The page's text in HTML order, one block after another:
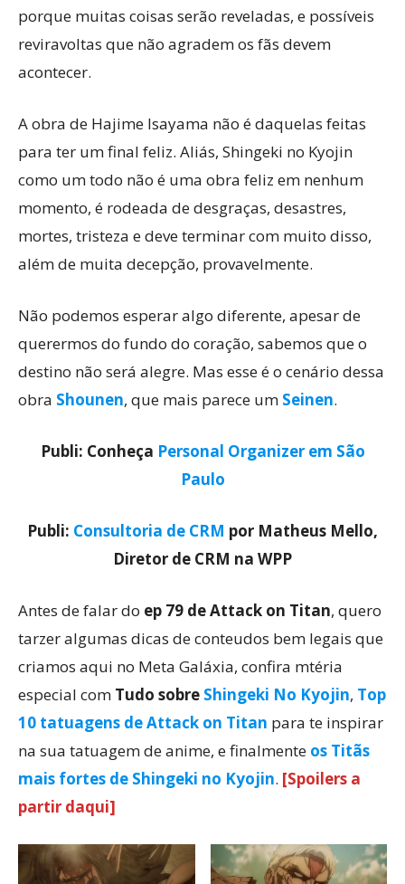
porque muitas coisas serão reveladas, e possíveis
reviravoltas que não agradem os fãs devem
acontecer.
A obra de Hajime Isayama não é daquelas feitas
para ter um final feliz. Aliás, Shingeki no Kyojin
como um todo não é uma obra feliz em nenhum
momento, é rodeada de desgraças, desastres,
mortes, tristeza e deve terminar com muito disso,
além de muita decepção, provavelmente.
Não podemos esperar algo diferente, apesar de
querermos do fundo do coração, sabemos que o
destino não será alegre. Mas esse é o cenário dessa
obra Shounen, que mais parece um Seinen.
Publi: Conheça Personal Organizer em São
Paulo
Publi: Consultoria de CRM por Matheus Mello,
Diretor de CRM na WPP
Antes de falar do ep 79 de Attack on Titan, quero
tarzer algumas dicas de conteudos bem legais que
criamos aqui no Meta Galáxia, confira mtéria
especial com Tudo sobre Shingeki No Kyojin, Top
10 tatuagens de Attack on Titan para te inspirar
na sua tatuagem de anime, e finalmente os Titãs
mais fortes de Shingeki no Kyojin. [Spoilers a
partir daqui]